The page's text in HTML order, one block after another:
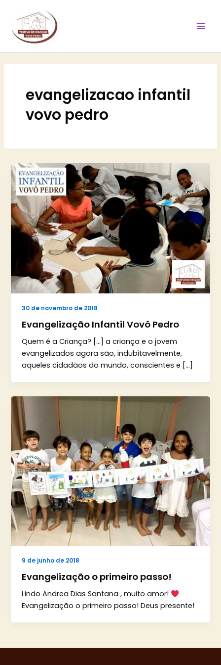
conteúdo
evangelizacao infantil
vovo pedro
30 de novembro de 2018
Evangelização Infantil Vovô Pedro
Quem é a Criança? […] a criança e o jovem
evangelizados agora são, indubitavelmente,
aqueles cidadãos do mundo, conscientes e […]
9 de junho de 2018
Evangelização o primeiro passo!
Lindo Andrea Dias Santana , muito amor!
Evangelização o primeiro passo! Deus presente!